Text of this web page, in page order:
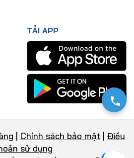
TẢI APP
Chính sách bảo mật
Điều
sử dụng